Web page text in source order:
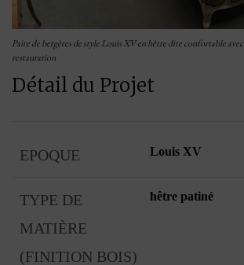
Paire de bergères de style Louis XV en hêtre dite confortable
restauration
Détail du Projet
EPOQUE Louis XV
TYPE DE
MATIÈRE
(FINITION BOIS)
hêtre patiné